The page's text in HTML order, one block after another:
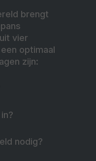
brengt
vier
optimaal
zijn:
nodig?